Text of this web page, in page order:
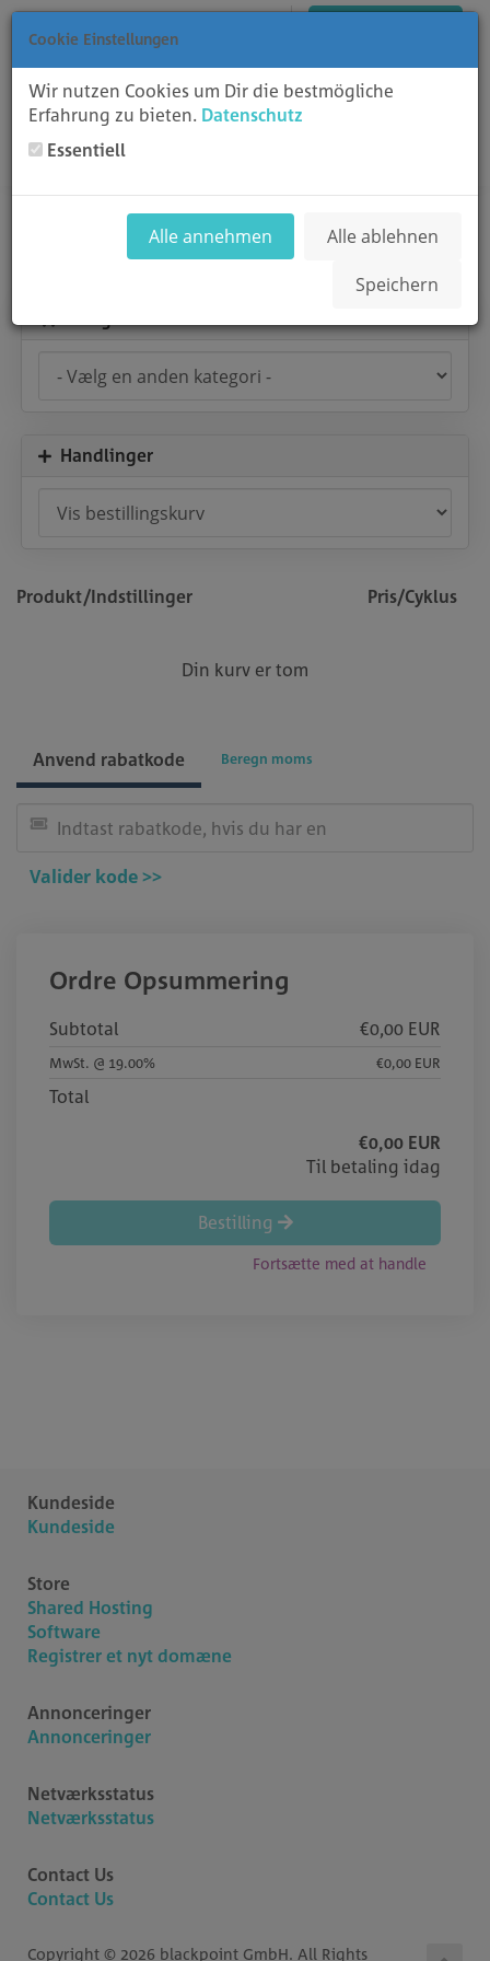
Gennemse & betal
Handlinger
Produkt/Indstillinger Pris/Cyklus
Din kurv er tom
Anvend rabatkode Beregn moms
Valider kode >>
Ordre Opsummering
Subtotal €0,00 EUR
MwSt. @ 19.00% €0,00 EUR
Total
€0,00 EUR
Til betaling idag
Bestilling
Fortsætte med at handle
Kundeside
Kundeside
Store
Shared Hosting
Software
Registrer et nyt domæne
Annonceringer
Annonceringer
Netværksstatus
Netværksstatus
Contact Us
Contact Us
Copyright © 2026 blackpoint GmbH. All Rights
Cookie Einstellungen
Wir nutzen Cookies um Dir die bestmögliche
Erfahrung zu bieten. Datenschutz
Essentiell
Alle annehmen
Alle ablehnen
Speichern